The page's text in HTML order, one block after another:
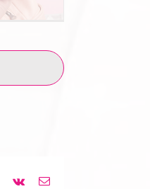
Pinterest
Vk
E-